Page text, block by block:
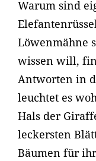
Warum sind
Löwenmähne
wissen will,
Antworten in
leuchtet es
Hals der
leckersten
Bäumen für